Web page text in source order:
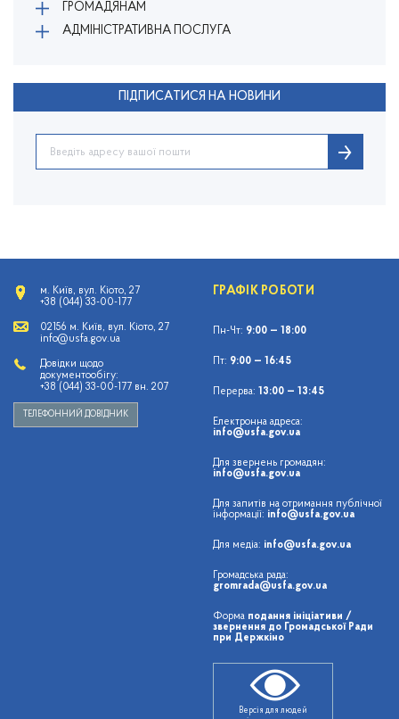
ГРОМАДЯНАМ
АДМІНІСТРАТИВНА ПОСЛУГА
ПІДПИСАТИСЯ НА НОВИНИ
м. Київ, вул. Кіото, 27
+38 (044) 33-00-177
02156 м. Київ, вул. Кіото, 27
info@usfa.gov.ua
Довідки щодо
документообігу:
+38 (044) 33-00-177 вн. 207
ТЕЛЕФОННИЙ ДОВІДНИК
ГРАФІК РОБОТИ
Пн-Чт: 9:00 — 18:00
Пт: 9:00 — 16:45
Перерва: 13:00 — 13:45
Електронна адреса:
info@usfa.gov.ua
Для звернень громадян:
info@usfa.gov.ua
Для запитів на отримання публічної
інформації: info@usfa.gov.ua
Для медіа: info@usfa.gov.ua
Громадська рада:
gromrada@usfa.gov.ua
Форма подання ініціативи /
звернення до Громадської Ради
при Держкіно
Версія для людей